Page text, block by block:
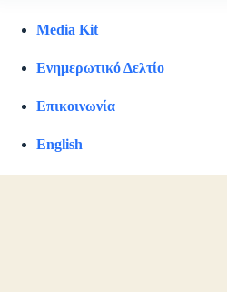
Media Kit
Ενημερωτικό Δελτίο
Επικοινωνία
English